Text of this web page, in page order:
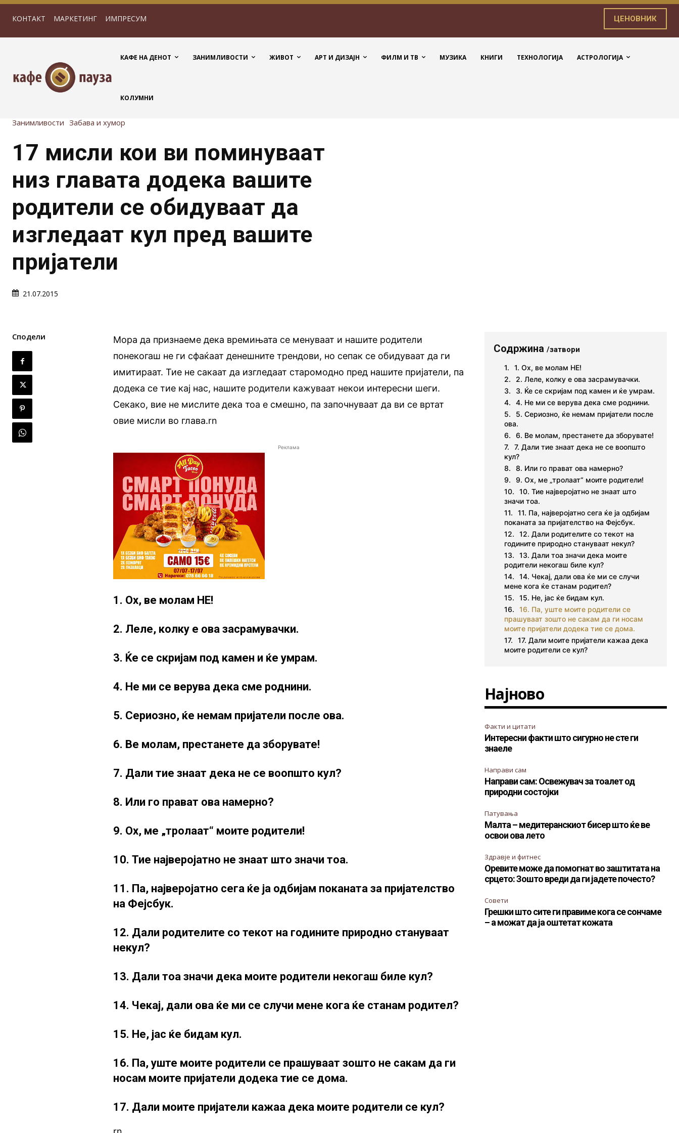
КОНТАКТ МАРКЕТИНГ ИМПРЕСУМ ЦЕНОВНИК
КАФЕ НА ДЕНОТ ЗАНИМЛИВОСТИ ЖИВОТ АРТ И ДИЗАЈН ФИЛМ И ТВ МУЗИКА КНИГИ ТЕХНОЛОГИЈА АСТРОЛОГИЈА
КОЛУМНИ
Занимливости Забава и хумор
17 мисли кои ви поминуваат
низ главата додека вашите
родители се обидуваат да
изгледаат кул пред вашите
пријатели
21.07.2015
Сподели
Мора да признаеме дека времињата се менуваат и нашите родители
понекогаш не ги сфаќаат денешните трендови, но сепак се обидуваат да ги
имитираат. Тие не сакаат да изгледаат старомодно пред нашите пријатели, па
додека се тие кај нас, нашите родители кажуваат некои интересни шеги.
Секако, вие не мислите дека тоа е смешно, па започнуваат да ви се вртат
овие мисли во глава.rn
Реклама
1. Ох, ве молам НЕ!
2. Леле, колку е ова засрамувачки.
3. Ќе се скријам под камен и ќе умрам.
4. Не ми се верува дека сме роднини.
5. Сериозно, ќе немам пријатели после ова.
6. Ве молам, престанете да зборувате!
7. Дали тие знаат дека не се воопшто кул?
8. Или го прават ова намерно?
9. Ох, ме „тролаат“ моите родители!
10. Тие најверојатно не знаат што значи тоа.
11. Па, најверојатно сега ќе ја одбијам поканата за пријателство
на Фејсбук.
12. Дали родителите со текот на годините природно стануваат
некул?
13. Дали тоа значи дека моите родители некогаш биле кул?
14. Чекај, дали ова ќе ми се случи мене кога ќе станам родител?
15. Не, јас ќе бидам кул.
16. Па, уште моите родители се прашуваат зошто не сакам да ги
носам моите пријатели додека тие се дома.
17. Дали моите пријатели кажаа дека моите родители се кул?
Содржина/затвори
1. Ох, ве молам НЕ!
2. Леле, колку е ова засрамувачки.
3. Ќе се скријам под камен и ќе умрам.
4. Не ми се верува дека сме роднини.
5. Сериозно, ќе немам пријатели после
ова.
6. Ве молам, престанете да зборувате!
7. Дали тие знаат дека не се воопшто
кул?
8. Или го прават ова намерно?
9. Ох, ме „тролаат“ моите родители!
10. Тие најверојатно не знаат што
значи тоа.
11. Па, најверојатно сега ќе ја одбијам
поканата за пријателство на Фејсбук.
12. Дали родителите со текот на
годините природно стануваат некул?
13. Дали тоа значи дека моите
родители некогаш биле кул?
14. Чекај, дали ова ќе ми се случи
мене кога ќе станам родител?
15. Не, јас ќе бидам кул.
16. Па, уште моите родители се
прашуваат зошто не сакам да ги носам
моите пријатели додека тие се дома.
17. Дали моите пријатели кажаа дека
моите родители се кул?
Најново
Факти и цитати
Интересни факти што сигурно не сте ги
знаеле
Направи сам
Направи сам: Освежувач за тоалет од
природни состојки
Патувања
Малта – медитеранскиот бисер што ќе ве
освои ова лето
Здравје и фитнес
Оревите може да помогнат во заштитата на
срцето: Зошто вреди да ги јадете почесто?
Совети
Грешки што сите ги правиме кога се сончаме
– а можат да ја оштетат кожата